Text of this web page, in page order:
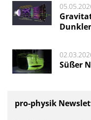
Süßer
pro-physik